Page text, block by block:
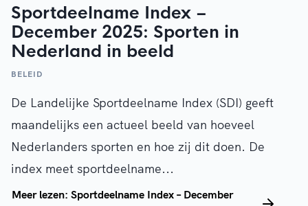
Sportdeelname Index –
December 2025: Sporten in
Nederland in beeld
BELEID
De Landelijke Sportdeelname Index (SDI) geeft
maandelijks een actueel beeld van hoeveel
Nederlanders sporten en hoe zij dit doen. De
index meet sportdeelname...
Meer lezen: Sportdeelname Index – December